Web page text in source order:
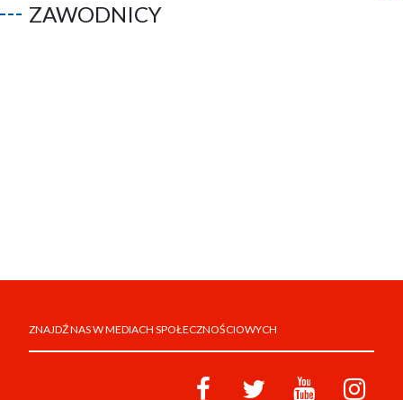
ZAWODNICY
ZNAJDŹ NAS W MEDIACH SPOŁECZNOŚCIOWYCH